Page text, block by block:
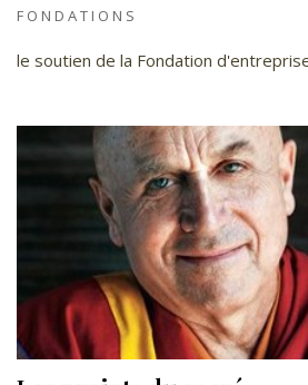
FONDATIONS
le soutien de la Fondation